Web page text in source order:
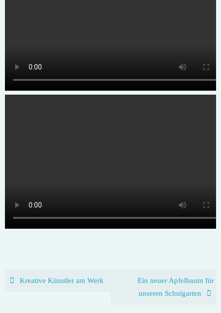
Kreative Künstler am Werk
Ein neuer Apfelbaum für
unseren Schulgarten